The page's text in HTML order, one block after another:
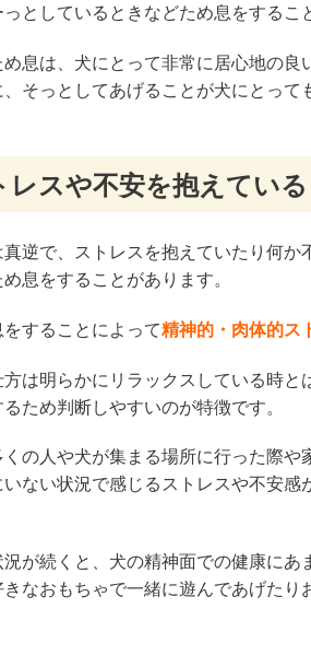
としているときなどため息をするこ
息は、犬にとって非常に居心地の
そっとしてあげることが犬にとって
レスや不安を抱えている
真逆で、ストレスを抱えていたり何
息をすることがあります。
することによって精神的・肉体的ス
は明らかにリラックスしている時
ため判断しやすいのが特徴です。
の人や犬が集まる場所に行った際や
ない状況で感じるストレスや不安感
が続くと、犬の精神面での健康に
なおもちゃで一緒に遊んであげた